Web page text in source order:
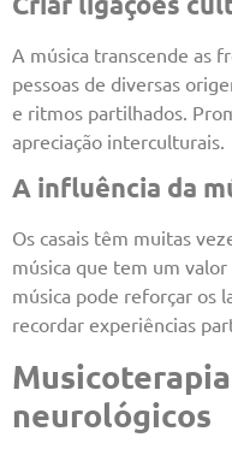
A música transcende as
pessoas de diversas
e ritmos partilhados.
apreciação interculturais.
A influência da
Os casais têm muitas
música que tem um
música pode reforçar os
recordar experiências
neurológicos